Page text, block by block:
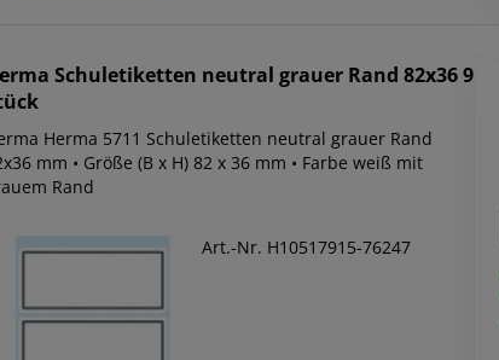
Schuletiketten neutral grauer Rand 82x36 9
neutral grauer Rand
mm • Größe (B x H) 82 x 36 mm • Farbe weiß mit
Rand
Art.-Nr. H10517915-76247